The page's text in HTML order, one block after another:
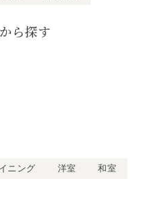
ら探す
ニング 洋室 和室